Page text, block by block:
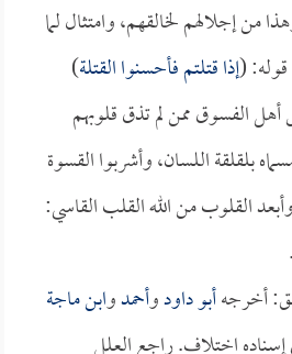
من إجلالهم لخالقهم، وامتثال لما
(إذا قتلتم فأحسنوا القتلة)
الفسوق ممن لم تذق قلوبهم
بلقلقة اللسان، وأشربوا القسوة
القلوب من الله القلب القاسي:
أخرجهأبو داودوأحمدوابن ماجة